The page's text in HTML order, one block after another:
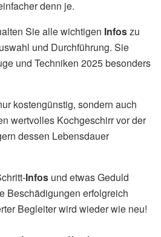
denn je.
Sie alle wichtigen Infoszu
und Durchführung. Sie
und Techniken 2025 besonders
kostengünstig, sondern auch
wertvolles Kochgeschirr vor der
dessen Lebensdauer
Infos und etwas Geduld
Beschädigungen erfolgreich
Begleiter wird wieder wie neu!